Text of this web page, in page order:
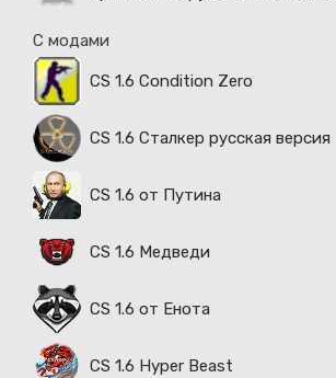
С модами
CS 1.6 Condition Zero
CS 1.6 Сталкер русская версия
CS 1.6 от Путина
CS 1.6 Медведи
CS 1.6 от Енота
CS 1.6 Hyper Beast